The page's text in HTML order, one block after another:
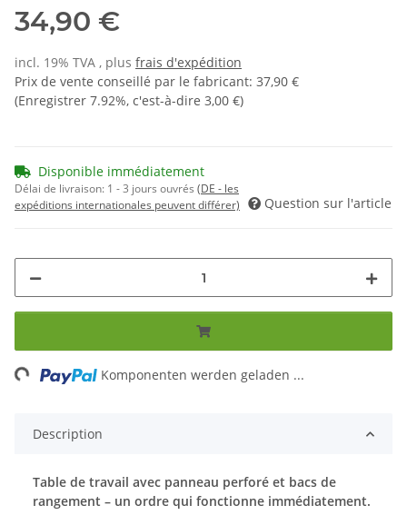
34,90 €
incl. 19% TVA , plus frais d'expédition
Prix de vente conseillé par le fabricant: 37,90 €
(Enregistrer 7.92%, c'est-à-dire 3,00 €)
Disponible immédiatement
Délai de livraison: 1 - 3 jours ouvrés (DE - les
expéditions internationales peuvent différer)
Question sur l'article
Komponenten werden geladen ...
Description
Table de travail avec panneau perforé et bacs de
rangement – un ordre qui fonctionne immédiatement.